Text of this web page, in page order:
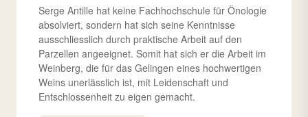
Serge Antille hat keine Fachhochschule für Önologie
absolviert, sondern hat sich seine Kenntnisse
ausschliesslich durch praktische Arbeit auf den
Parzellen angeeignet. Somit hat sich er die Arbeit im
Weinberg, die für das Gelingen eines hochwertigen
Weins unerlässlich ist, mit Leidenschaft und
Entschlossenheit zu eigen gemacht.